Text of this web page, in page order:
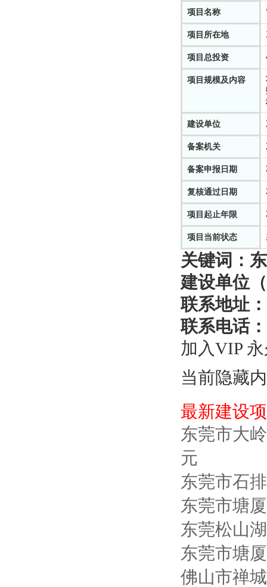
项目名称
项目所在地
项目总投资
项目规模及内容
建设单位
备案机关
备案申报日期
复核通过日期
项目起止年限
项目当前状态
关键词：
建设单位
联系地址：
联系电话：
加入VIP
当前隐藏
最新建设
东莞市大
元
东莞市石
东莞市塘
东莞松山
东莞市塘
佛山市禅